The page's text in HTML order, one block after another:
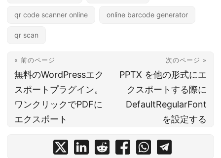
qr code scanner online online barcode generator
qr scan
« 前のページ
無料のWordPressエク
スポートプラグイン。
ワンクリックでPDFに
エクスポート
次のページ »
PPTX を他の形式にエ
クスポートする際に
DefaultRegularFont
を設定する